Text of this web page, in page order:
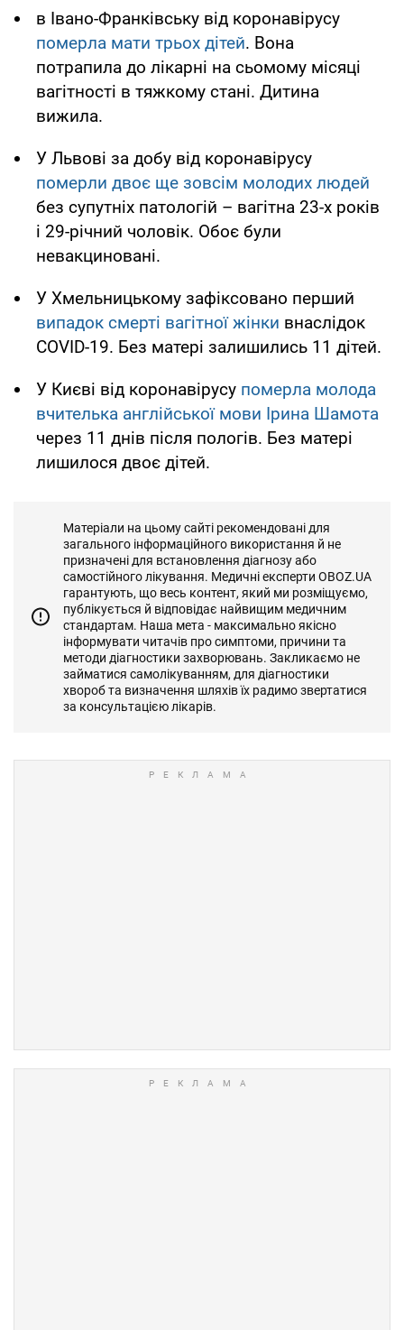
в Івано-Франківську від коронавірусу
померла мати трьох дітей. Вона
потрапила до лікарні на сьомому місяці
вагітності в тяжкому стані. Дитина
вижила.
У Львові за добу від коронавірусу
померли двоє ще зовсім молодих людей
без супутніх патологій – вагітна 23-х років
і 29-річний чоловік. Обоє були
невакциновані.
У Хмельницькому зафіксовано перший
випадок смерті вагітної жінки внаслідок
COVID-19. Без матері залишились 11 дітей.
У Києві від коронавірусу померла молода
вчителька англійської мови Ірина Шамота
через 11 днів після пологів. Без матері
лишилося двоє дітей.
Матеріали на цьому сайті рекомендовані для
загального інформаційного використання й не
призначені для встановлення діагнозу або
самостійного лікування. Медичні експерти OBOZ.UA
гарантують, що весь контент, який ми розміщуємо,
публікується й відповідає найвищим медичним
стандартам. Наша мета - максимально якісно
інформувати читачів про симптоми, причини та
методи діагностики захворювань. Закликаємо не
займатися самолікуванням, для діагностики
хвороб та визначення шляхів їх радимо звертатися
за консультацією лікарів.